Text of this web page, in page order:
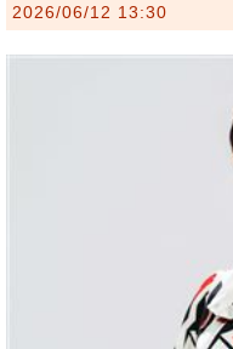
2026/06/12 13:30